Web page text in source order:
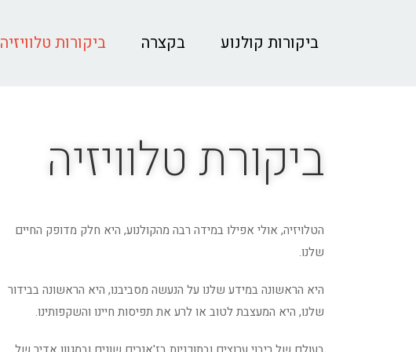
ביקורות קולנוע בקצרה ביקורות טלוויזיה
ביקורת טלוויזיה
הטלויזיה, אולי אפילו במידה רבה מהקולנוע, היא חלק מדופק החיים
שלנו.
היא הראשונה במידע שלנו על הנעשה מסביבנו, היא הראשונה בבידור
שלנו, היא המעצבת לטוב או לרע את תפיסות חיינו והשקפותינו.